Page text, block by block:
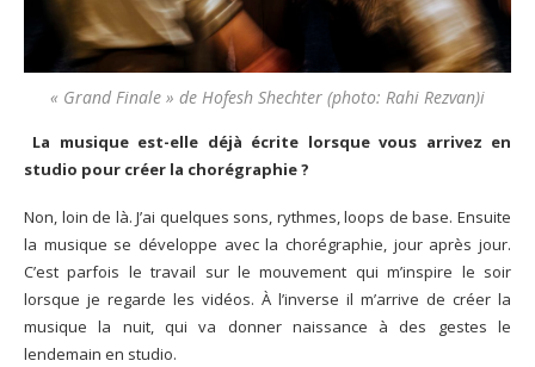
« Grand Finale » de Hofesh Shechter (photo: Rahi Rezvan)i
La musique est-elle déjà écrite lorsque vous arrivez en
studio pour créer la chorégraphie ?
Non, loin de là. J’ai quelques sons, rythmes, loops de base. Ensuite
la musique se développe avec la chorégraphie, jour après jour.
C’est parfois le travail sur le mouvement qui m’inspire le soir
lorsque je regarde les vidéos. À l’inverse il m’arrive de créer la
musique la nuit, qui va donner naissance à des gestes le
lendemain en studio.